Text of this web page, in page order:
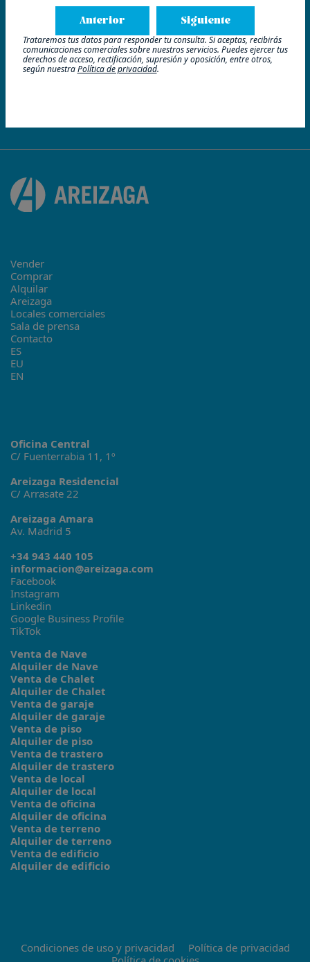
Vender
Comprar
Alquilar
Areizaga
Locales comerciales
Sala de prensa
Contacto
ES
EU
EN
Oficina Central
C/ Fuenterrabia 11, 1º
Areizaga Residencial
C/ Arrasate 22
Areizaga Amara
Av. Madrid 5
+34 943 440 105
informacion@areizaga.com
Facebook
Instagram
Linkedin
Google Business Profile
TikTok
Venta de Nave
Alquiler de Nave
Venta de Chalet
Alquiler de Chalet
Venta de garaje
Alquiler de garaje
Venta de piso
Alquiler de piso
Venta de trastero
Alquiler de trastero
Venta de local
Alquiler de local
Venta de oficina
Alquiler de oficina
Venta de terreno
Alquiler de terreno
Venta de edificio
Alquiler de edificio
Condiciones de uso y privacidad
Política de privacidad
Anterior Siguiente
Trataremos tus datos para responder tu consulta. Si aceptas, recibirás
comunicaciones comerciales sobre nuestros servicios. Puedes ejercer tus
derechos de acceso, rectificación, supresión y oposición, entre otros,
según nuestraPolítica de privacidad.